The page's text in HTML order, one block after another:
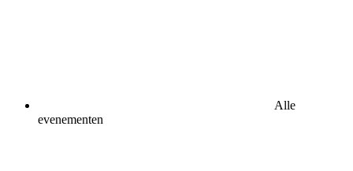
Alle
evenementen